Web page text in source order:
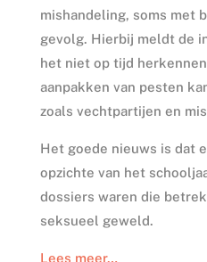
mishandeling, soms met
gevolg. Hierbij meldt de
het niet op tijd
aanpakken van pesten
zoals vechtpartijen en
Het goede nieuws is dat
opzichte van het
dossiers waren die
seksueel geweld.
Lees meer…